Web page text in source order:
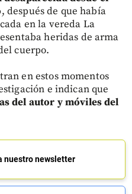
, después de que había
en la vereda La
heridas de arma
cuerpo.
en estos momentos
e indican que
del autor y móviles del
nuestro newsletter